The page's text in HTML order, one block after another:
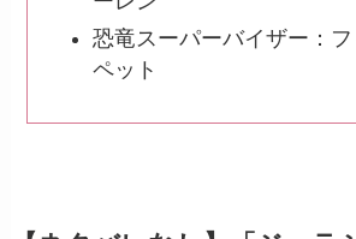
恐竜スーパーバイザー：
ペット